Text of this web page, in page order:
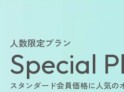
人数限定プラン
Special
スタンダード会員価格に人気の